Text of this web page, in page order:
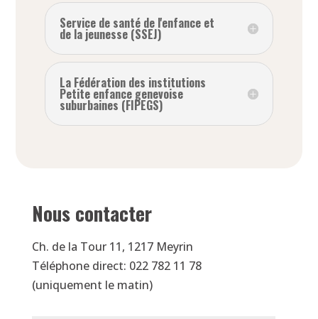
Service de santé de l'enfance et
de la jeunesse (SSEJ)
La Fédération des institutions
Petite enfance genevoise
suburbaines (FIPEGS)
Nous contacter
Ch. de la Tour 11, 1217 Meyrin
Téléphone direct: 022 782 11 78
(uniquement le matin)